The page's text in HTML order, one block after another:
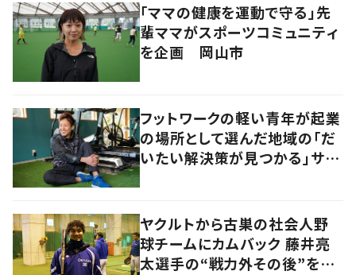
「ママの健康を運動で守る」先
輩ママがスポーツコミュニティ
を企画 岡山市
フットワークの軽い青年が起業
の場所として選んだ地域の「だ
いたい解決策が見つかる」サイ
ヤクルトから古巣の社会人野
球チームにカムバック 藤井亮
太選手の“戦力外その後”を追